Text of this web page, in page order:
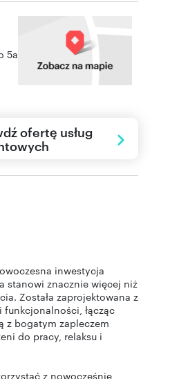
5a
ofertę usług
inwestycja
stanowi znacznie więcej niż
Została zaprojektowana z
łącząc
z bogatym zapleczem
do pracy, relaksu i
z nowocześnie